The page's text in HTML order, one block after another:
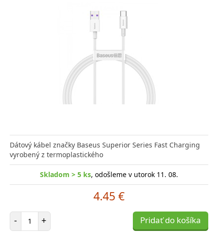
Dátový kábel značky Baseus Superior Series Fast Charging
vyrobený z termoplastického
Skladom > 5 ks, odošleme v utorok 11. 08.
4.45 €
- Počet položiek
+ Pridať do košíka